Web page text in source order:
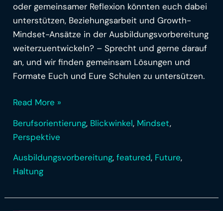
oder gemeinsamer Reflexion könnten euch dabei
unterstützen, Beziehungsarbeit und Growth-
Mindset-Ansätze in der Ausbildungsvorbereitung
weiterzuentwickeln? – Sprecht und gerne darauf
an, und wir finden gemeinsam Lösungen und
Formate Euch und Eure Schulen zu untersützen.
Read More »
Berufsorientierung, Blickwinkel, Mindset,
Perspektive
Ausbildungsvorbereitung,featured, Future,
Haltung